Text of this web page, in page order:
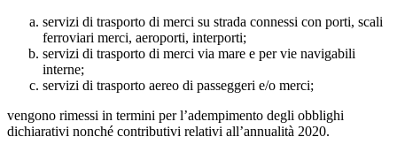
servizi di trasporto di merci su strada connessi con porti, scali
ferroviari merci, aeroporti, interporti;
servizi di trasporto di merci via mare e per vie navigabili
interne;
servizi di trasporto aereo di passeggeri e/o merci;
vengono rimessi in termini per l’adempimento degli obblighi
dichiarativi nonché contributivi relativi all’annualità 2020.